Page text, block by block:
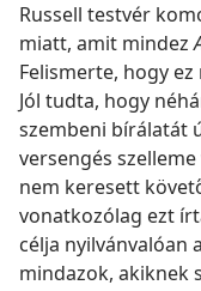
Russell testvér
miatt, amit mindez
Felismerte, hogy
Jól tudta, hogy
szembeni bírálatát
versengés
nem keresett
vonatkozólag ezt
célja nyilvánvalóan
mindazok, akiknek